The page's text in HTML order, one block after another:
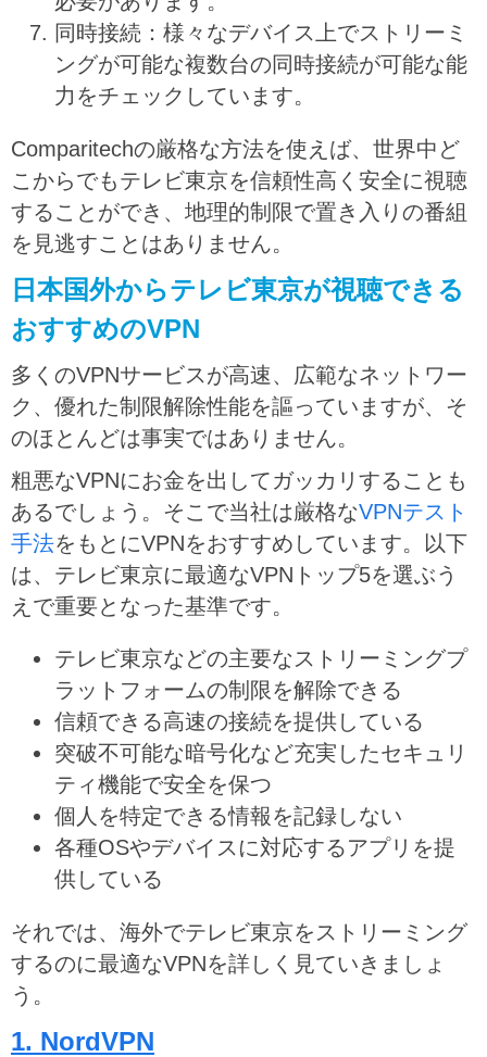
同時接続：様々なデバイス上でストリーミ
ングが可能な複数台の同時接続が可能な能
力をチェックしています。
Comparitechの厳格な方法を使えば、世界中ど
こからでもテレビ東京を信頼性高く安全に視聴
することができ、地理的制限で置き入りの番組
を見逃すことはありません。
日本国外からテレビ東京が視聴できる
おすすめのVPN
多くのVPNサービスが高速、広範なネットワー
ク、優れた制限解除性能を謳っていますが、そ
のほとんどは事実ではありません。
粗悪なVPNにお金を出してガッカリすることも
あるでしょう。そこで当社は厳格なVPNテスト
手法をもとにVPNをおすすめしています。以下
は、テレビ東京に最適なVPNトップ5を選ぶう
えで重要となった基準です。
テレビ東京などの主要なストリーミングプ
ラットフォームの制限を解除できる
信頼できる高速の接続を提供している
突破不可能な暗号化など充実したセキュリ
ティ機能で安全を保つ
個人を特定できる情報を記録しない
各種OSやデバイスに対応するアプリを提
供している
それでは、海外でテレビ東京をストリーミング
するのに最適なVPNを詳しく見ていきましょ
う。
1. NordVPN